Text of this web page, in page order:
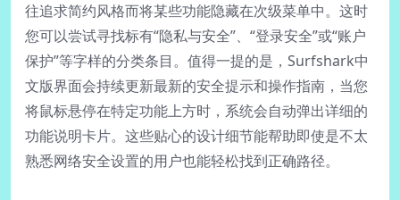
往追求简约风格而将某些功能隐藏在次级菜单中。这时
您可以尝试寻找标有“隐私与安全”、“登录安全”或“账户
保护”等字样的分类条目。值得一提的是，Surfshark中
文版界面会持续更新最新的安全提示和操作指南，当您
将鼠标悬停在特定功能上方时，系统会自动弹出详细的
功能说明卡片。这些贴心的设计细节能帮助即使是不太
熟悉网络安全设置的用户也能轻松找到正确路径。